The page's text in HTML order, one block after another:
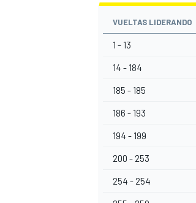
VUELTAS LIDERANDO
1 - 13
14 - 184
185 - 185
186 - 193
194 - 199
200 - 253
254 - 254